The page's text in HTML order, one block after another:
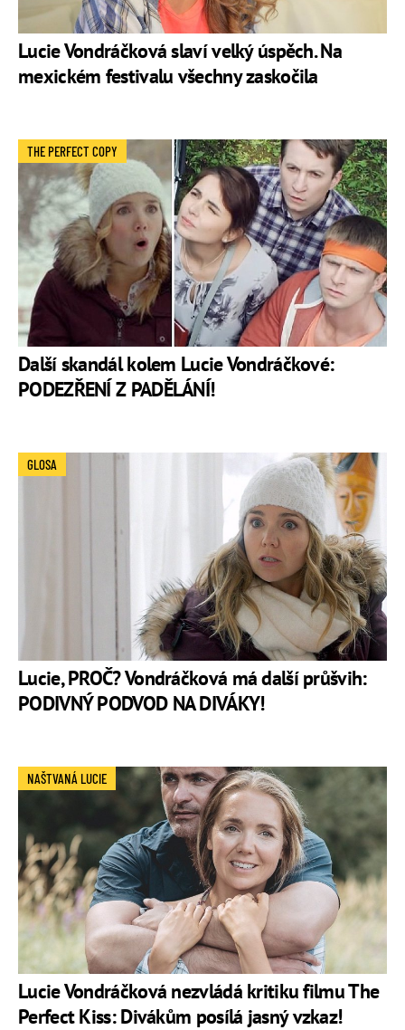
Lucie Vondráčková slaví velký úspěch. Na
mexickém festivalu všechny zaskočila
Další skandál kolem Lucie Vondráčkové:
PODEZŘENÍ Z PADĚLÁNÍ!
THE PERFECT COPY
Lucie, PROČ? Vondráčková má další průšvih:
PODIVNÝ PODVOD NA DIVÁKY!
GLOSA
Lucie Vondráčková nezvládá kritiku filmu The
Perfect Kiss: Divákům posílá jasný vzkaz!
NAŠTVANÁ LUCIE